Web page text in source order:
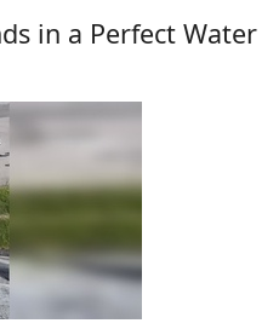
in a Perfect Water